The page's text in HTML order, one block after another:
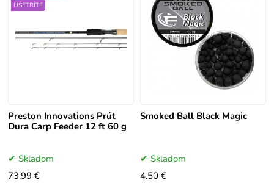
Preston Innovations Prút
Dura Carp Feeder 12 ft 60 g
UŠETRÍTE
Skladom
73.99 €
Smoked Ball Black Magic
Skladom
4.50 €